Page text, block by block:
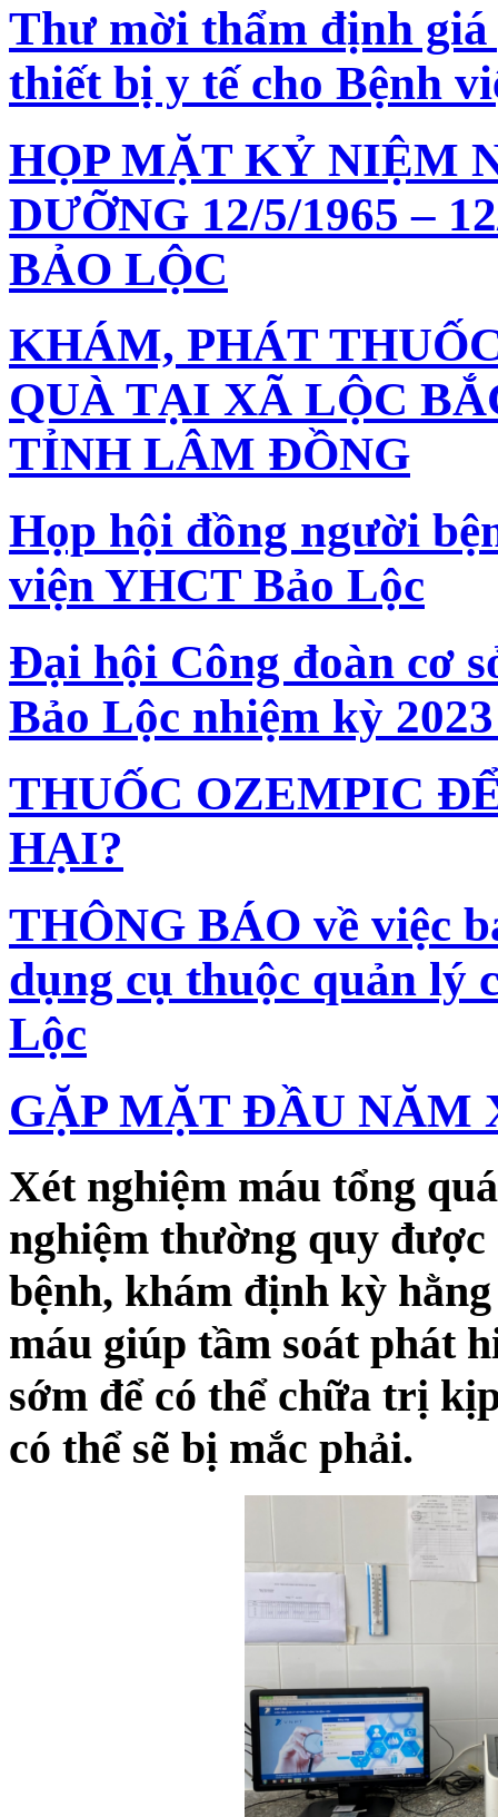
Thư mời thẩm định
thiết bị y tế cho Bệnh
HỌP MẶT KỶ NIỆM
DƯỠNG 12/5/1965 –
BẢO LỘC
KHÁM, PHÁT
QUÀ TẠI XÃ LỘC
TỈNH LÂM ĐỒNG
Họp hội đồng người
viện YHCT Bảo Lộc
Đại hội Công đoàn cơ
Bảo Lộc nhiệm kỳ
THUỐC OZEMPIC
HẠI?
THÔNG BÁO về việc
dụng cụ thuộc quản lý
Lộc
GẶP MẶT ĐẦU NĂM
Xét nghiệm máu tổng
nghiệm thường quy
bệnh, khám định kỳ
máu giúp tầm soát phát
sớm để có thể chữa trị
có thể sẽ bị mắc phải.